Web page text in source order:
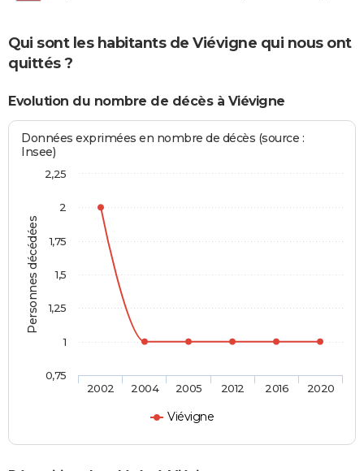
Qui sont les habitants de Viévigne qui nous ont
quittés ?
Evolution du nombre de décès à Viévigne
Personnes décédées
Données exprimées en nombre de décès (source :
Insee)
Viévigne
2002 2004 2005 2012 2016 2020
0,75
1
1,25
1,5
1,75
2
2,25